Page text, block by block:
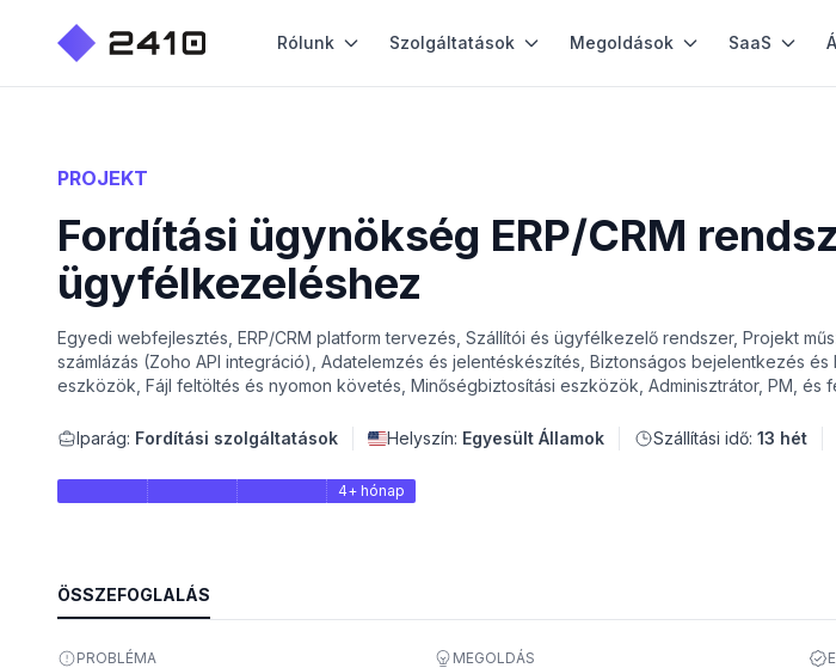
Rólunk Szolgáltatások Megoldások SaaS
PROJEKT
Fordítási ügynökség ERP/CRM
ügyfélkezeléshez
Egyedi webfejlesztés, ERP/CRM platform tervezés, Szállítói és ügyfélkezelő rendszer, Projekt
számlázás (Zoho API integráció), Adatelemzés és jelentéskészítés, Biztonságos bejelentkezés
eszközök, Fájl feltöltés és nyomon követés, Minőségbiztosítási eszközök, Adminisztrátor, PM, és
Iparág: Fordítási szolgáltatások Helyszín: Egyesült Államok Szállítási idő: 13 hét
4+ hónap
ÖSSZEFOGLALÁS
PROBLÉMA MEGOLDÁS